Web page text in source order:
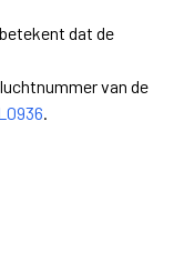
dat de
van de
.